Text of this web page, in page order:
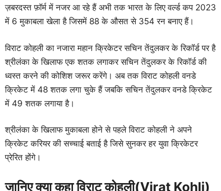
ज़बरदस्त फ़ॉर्म में नजर आ रहे हैं अभी तक भारत के लिए वर्ल्ड कप 2023
में 6 मुकाबला खेला है जिसमें 88 के औसत से 354 रन बनाए हैं।
विराट कोहली का नजारा महान क्रिकेटर सचिन तेंदुलकर के रिकॉर्ड पर है
श्रीलंका के खिलाफ एक शतक लगाकर सचिन तेंदुलकर के रिकॉर्ड की
ध्वस्त करने की कोशिश जरूर करेंगे। अब तक विराट कोहली वनडे
क्रिकेट में 48 शतक लगा चुके हैं जबकि सचिन तेंदुलकर वनडे क्रिकेट
में 49 शतक लगाया है।
श्रीलंका के खिलाफ मुकाबला होने से पहले विराट कोहली ने अपने
क्रिकेट करियर की सच्चाई बताई है जिसे सुनकर हर युवा क्रिकेटर
प्रेरित होंगे।
जानिए क्या कहा विराट कोहली(Virat Kohli)